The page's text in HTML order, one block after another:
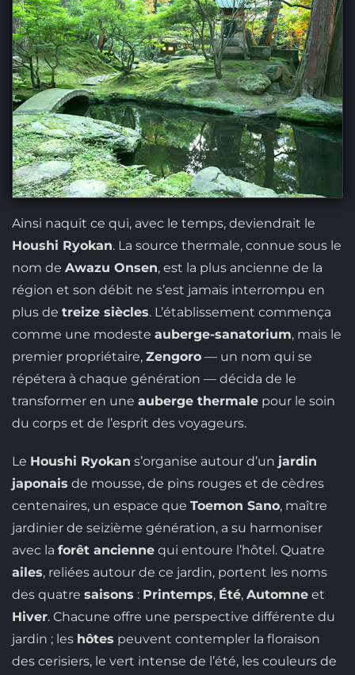
Ainsi naquit ce qui, avec le temps, deviendrait le
Houshi Ryokan. La source thermale, connue sous le
nom de Awazu Onsen, est la plus ancienne de la
région et son débit ne s’est jamais interrompu en
plus de treize siècles. L’établissement commença
comme une modeste auberge-sanatorium, mais le
premier propriétaire, Zengoro— un nom qui se
répétera à chaque génération — décida de le
transformer en une auberge thermalepour le soin
du corps et de l’esprit des voyageurs.
Le Houshi Ryokan s’organise autour d’un jardin
japonais de mousse, de pins rouges et de cèdres
centenaires, un espace que Toemon Sano, maître
jardinier de seizième génération, a su harmoniser
avec la forêt anciennequi entoure l’hôtel. Quatre
ailes, reliées autour de ce jardin, portent les noms
des quatre saisons : Printemps, Été, Automneet
Hiver. Chacune offre une perspective différente du
jardin ; les hôtes peuvent contempler la floraison
des cerisiers, le vert intense de l’été, les couleurs de